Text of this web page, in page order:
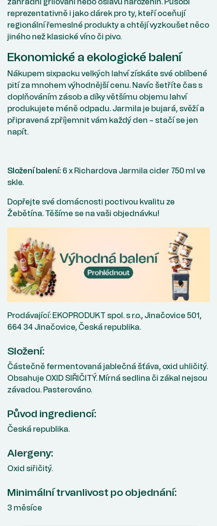
reprezentativně i jako dárek pro ty, kteří oceňují
regionální řemeslné produkty a chtějí vyzkoušet něco
jiného než klasické víno či pivo.
Ekonomické a ekologické balení
Nákupem sixpacku velkých lahví získáte své oblíbené
pití za mnohem výhodnější cenu. Navíc šetříte čas s
doplňováním zásob a díky většímu objemu lahví
produkujete méně odpadu. Jarmila je bujará, svěží a
připravená zpříjemnit vám každý den – stačí se jen
napít.
Složení balení: 6 x Richardova Jarmila cider 750 ml ve
skle.
Dopřejte své domácnosti poctivou kvalitu ze
Žebětína. Těšíme se na vaši objednávku!
Prodávající: EKOPRODUKT spol. s r.o., Jinačovice 501,
664 34 Jinačovice, Česká republika.
Složení:
Částečně fermentovaná jablečná šťáva, oxid uhličitý.
Obsahuje OXID SIŘIČITÝ. Mírná sedlina či zákal nejsou
závadou. Pasterováno.
Původ ingrediencí:
Česká republika.
Alergeny:
Oxid siřičitý.
Minimální trvanlivost po objednání:
3 měsíce